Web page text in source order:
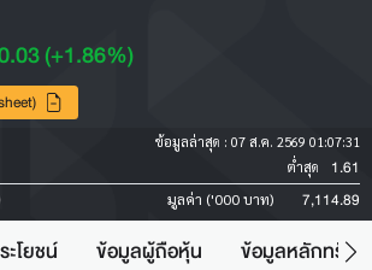
(+1.86%)
ข้อมูลล่าสุด : 07 ส.ค. 2569 01:07:31
ต่ำสุด 1.61
มูลค่า ('000 บาท) 7,114.89
โยชน์ ข้อมูลผู้ถือหุ้น ข้อมูลหลักทรัพย์